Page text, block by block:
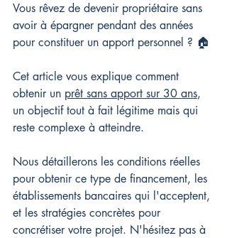
Vous rêvez de devenir propriétaire sans
avoir à épargner pendant des années
pour constituer un apport personnel ? 🏠
Cet article vous explique comment
obtenir un prêt sans apport sur 30 ans,
un objectif tout à fait légitime mais qui
reste complexe à atteindre.
Nous détaillerons les conditions réelles
pour obtenir ce type de financement, les
établissements bancaires qui l'acceptent,
et les stratégies concrètes pour
concrétiser votre projet. N'hésitez pas à